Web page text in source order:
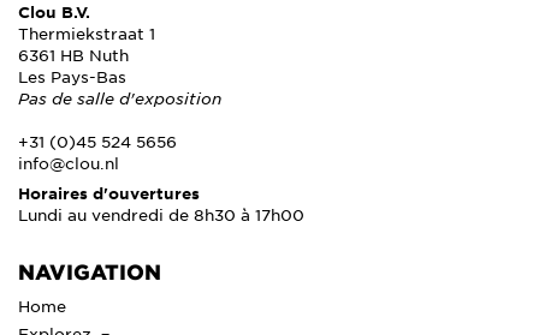
Clou B.V.
Thermiekstraat 1
6361 HB Nuth
Les Pays-Bas
Pas de salle d'exposition
+31 (0)45 524 5656
info@clou.nl
Horaires d'ouvertures
Lundi au vendredi de 8h30 à 17h00
NAVIGATION
Home